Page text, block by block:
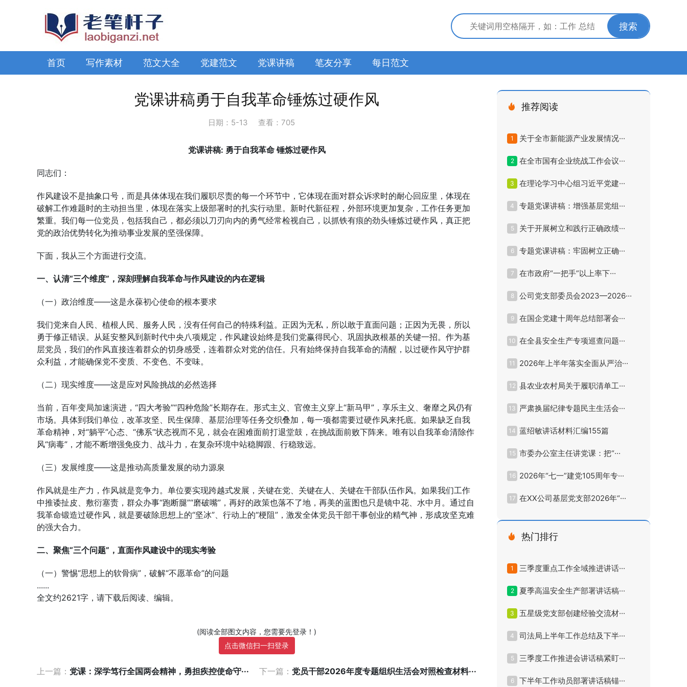
搜索
首页 写作素材 范文大全 党建范文 党课讲稿 笔友分享 每日范文
党课讲稿勇于自我革命锤炼过硬作风
日期： 5-13 查看：705
党课讲稿: 勇于自我革命 锤炼过硬作风
同志们：
作风建设不是抽象口号，而是具体体现在我们履职尽责的每一个环节中，它体现在面对群众诉求时的耐心回应里，体现在
破解工作难题时的主动担当里，体现在落实上级部署时的扎实行动里。新时代新征程，外部环境更加复杂，工作任务更加
繁重。我们每一位党员，包括我自己，都必须以刀刃向内的勇气经常检视自己，以抓铁有痕的劲头锤炼过硬作风，真正把
党的政治优势转化为推动事业发展的坚强保障。
下面，我从三个方面进行交流。
一、认清“三个维度”，深刻理解自我革命与作风建设的内在逻辑
（一）政治维度——这是永葆初心使命的根本要求
我们党来自人民、植根人民、服务人民，没有任何自己的特殊利益。正因为无私，所以敢于直面问题；正因为无畏，所以
勇于修正错误。从延安整风到新时代中央八项规定，作风建设始终是我们党赢得民心、巩固执政根基的关键一招。作为基
层党员，我们的作风直接连着群众的切身感受，连着群众对党的信任。只有始终保持自我革命的清醒，以过硬作风守护群
众利益，才能确保党不变质、不变色、不变味。
（二）现实维度——这是应对风险挑战的必然选择
当前，百年变局加速演进，“四大考验”“四种危险”长期存在。形式主义、官僚主义穿上“新马甲”，享乐主义、奢靡之风仍有
市场。具体到我们单位，改革攻坚、民生保障、基层治理等任务交织叠加，每一项都需要过硬作风来托底。如果缺乏自我
革命精神，对“躺平”心态、“佛系”状态视而不见，就会在困难面前打退堂鼓，在挑战面前败下阵来。唯有以自我革命清除作
风“病毒”，才能不断增强免疫力、战斗力，在复杂环境中站稳脚跟、行稳致远。
（三）发展维度——这是推动高质量发展的动力源泉
作风就是生产力，作风就是竞争力。单位要实现跨越式发展，关键在党、关键在人、关键在干部队伍作风。如果我们工作
中推诿扯皮、敷衍塞责，群众办事“跑断腿”“磨破嘴”，再好的政策也落不了地，再美的蓝图也只是镜中花、水中月。通过自
我革命锻造过硬作风，就是要破除思想上的“坚冰”、行动上的“梗阻”，激发全体党员干部干事创业的精气神，形成攻坚克难
的强大合力。
二、聚焦“三个问题”，直面作风建设中的现实考验
（一）警惕“思想上的软骨病”，破解“不愿革命”的问题
......
全文约2621字，请下载后阅读、编辑。
(阅读全部图文内容，您需要先登录！)
点击微信扫一扫登录
上一篇： 党课：深学笃行全国两会精神，勇担疾控使命守··· 下一篇： 党员干部2026年度专题组织生活会对照检查材料···
推荐阅读
1 关于全市新能源产业发展情况···
2 在全市国有企业统战工作会议···
3 在理论学习中心组习近平党建···
4 专题党课讲稿：增强基层党组···
5 关于开展树立和践行正确政绩···
6 专题党课讲稿：牢固树立正确···
7 在市政府“一把手”以上率下···
8 公司党支部委员会2023—2026···
9 在国企党建十周年总结部署会···
10 在全县安全生产专项巡查问题···
11 2026年上半年落实全面从严治···
12 县农业农村局关于履职清单工···
13 严肃换届纪律专题民主生活会···
14 蓝绍敏讲话材料汇编155篇
15 市委办公室主任讲党课：把“···
16 2026年“七一”建党105周年专···
17 在XX公司基层党支部2026年“···
热门排行
1 三季度重点工作全域推进讲话···
2 夏季高温安全生产部署讲话稿···
3 五星级党支部创建经验交流材···
4 司法局上半年工作总结及下半···
5 三季度工作推进会讲话稿紧盯···
6 下半年工作动员部署讲话稿锚···